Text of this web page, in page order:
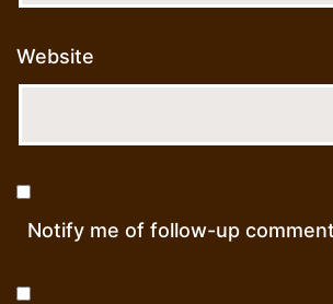
Website
Notify me of follow-up